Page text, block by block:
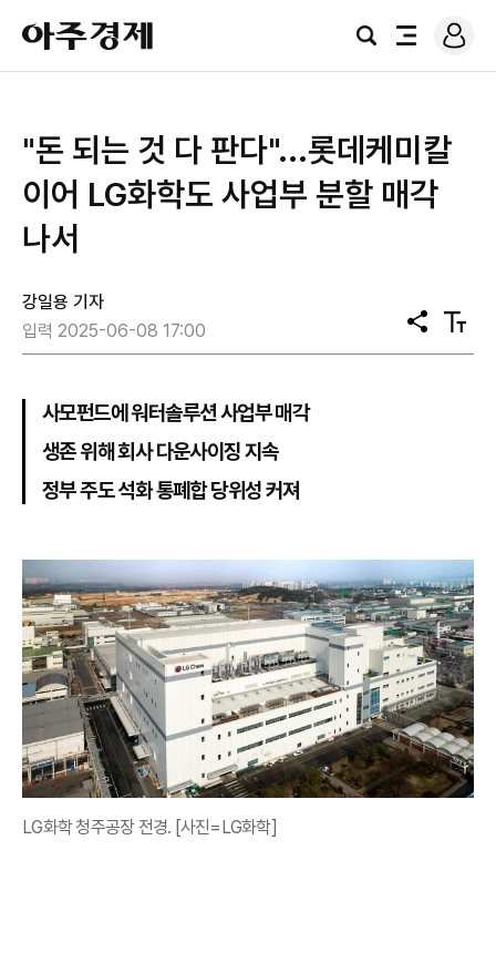
아
주
경
검
전
로
그
"돈 되는 것 다 판다"...롯데케미칼
이어 LG화학도 사업부 분할 매각
나서
강일용 기자
입력 2025-06-08 17:00
공
유
텍
스
사모펀드에 워터솔루션 사업부 매각
생존 위해 회사 다운사이징 지속
정부 주도 석화 통폐합 당위성 커져
LG화학 청주공장 전경. [사진=LG화학]